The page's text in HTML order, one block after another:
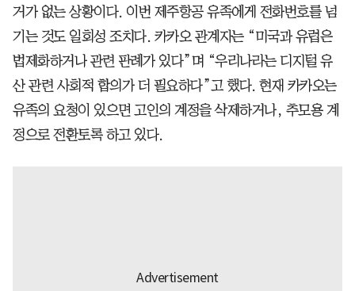
거가 없는 상황이다. 이번 제주항공 유족에게 전화번호를 넘
기는 것도 일회성 조치다. 카카오 관계자는 “미국과 유럽은
법제화하거나 관련 판례가 있다”며 “우리나라는 디지털 유
산 관련 사회적 합의가 더 필요하다”고 했다. 현재 카카오는
유족의 요청이 있으면 고인의 계정을 삭제하거나, 추모용 계
정으로 전환토록 하고 있다.